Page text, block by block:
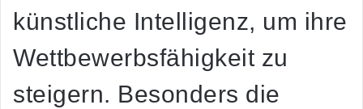
künstliche Intelligenz, um ihre
Wettbewerbsfähigkeit zu
steigern. Besonders die